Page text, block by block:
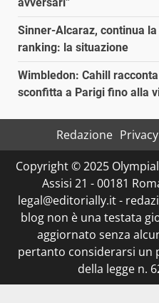
Sinner-Alcaraz, continua
ranking: la situazione
Wimbledon: Cahill
sconfitta a Parigi fino alla
Redazione
Copyright © 2025
Assisi 21 - 00181
legal@editorially.it -
blog non è una testata
aggiornato senza
pertanto considerarsi un
della legge n.